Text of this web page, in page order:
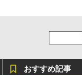
おすすめ記事